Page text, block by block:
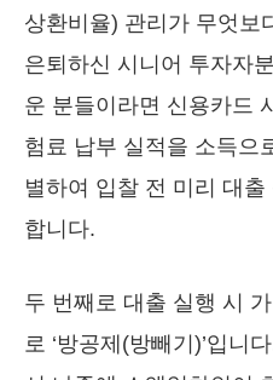
상환비율) 관리가 무엇보
은퇴하신 시니어 투자자
운 분들이라면 신용카드
험료 납부 실적을 소득으
별하여 입찰 전 미리 대
합니다.
두 번째로 대출 실행 시
로 ‘방공제(방빼기)’입니